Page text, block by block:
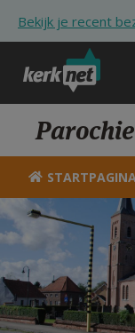
Bekijk je recent
KERK
SHOP
HULP